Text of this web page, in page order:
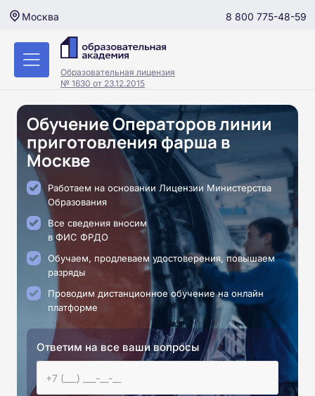
Москва 8 800 775-48-59
Образовательная лицензия
№ 1630 от 23.12.2015
Обучение Операторов линии
приготовления фарша в
Москве
Работаем на основании Лицензии Министерства
Образования
Все сведения вносим
в ФИС ФРДО
Обучаем, продлеваем удостоверения, повышаем
разряды
Проводим дистанционное обучение на онлайн
платформе
Ответим на все ваши вопросы